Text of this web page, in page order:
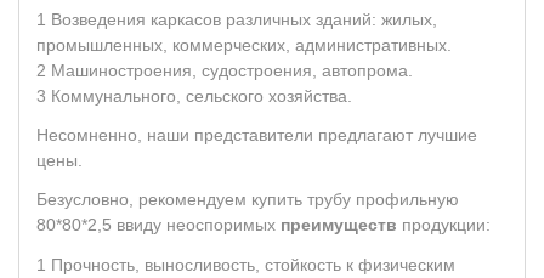
Возведения каркасов различных зданий: жилых,
промышленных, коммерческих, административных.
Машиностроения, судостроения, автопрома.
Коммунального, сельского хозяйства.
Несомненно, наши представители предлагают лучшие
цены.
Безусловно, рекомендуем купить трубу профильную
80*80*2,5 ввиду неоспоримых преимуществ продукции:
Прочность, выносливость, стойкость к физическим